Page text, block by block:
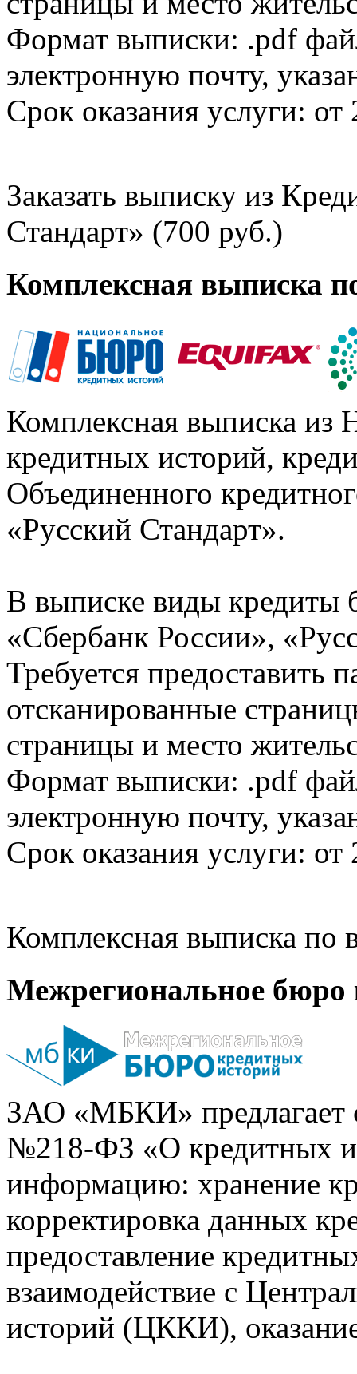
Формат выписки: .pdf
электронную почту,
Срок оказания услуги: от
Заказать выписку из
Стандарт» (700 руб.)
Комплексная выписка
Комплексная выписка из
кредитных историй,
Объединенного
«Русский Стандарт».
В выписке виды кредиты
«Сбербанк России»,
Требуется предоставить
отсканированные
страницы и место
Формат выписки: .pdf
электронную почту,
Срок оказания услуги: от
Комплексная выписка
Межрегиональное бюро
ЗАО «МБКИ» предлагает
№218-ФЗ «О кредитных
информацию: хранение
корректировка данных
предоставление
взаимодействие с
историй (ЦККИ),